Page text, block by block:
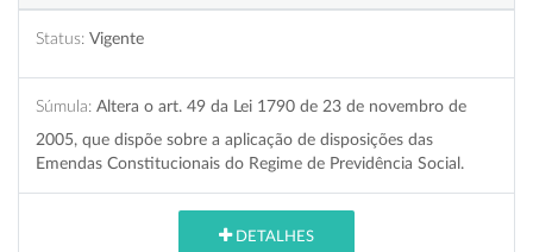
Status: Vigente
Súmula: Altera o art. 49 da Lei 1790 de 23 de novembro de
2005, que dispõe sobre a aplicação de disposições das
Emendas Constitucionais do Regime de Previdência Social.
DETALHES